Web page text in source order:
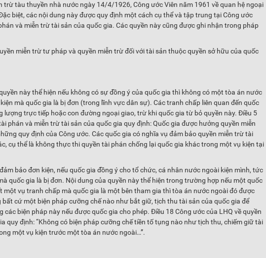
trừ tàu thuyền nhà nước ngày 14/4/1926, Công ước Viên năm 1961 về quan hệ ngoại
biệt, các nội dung này được quy định một cách cụ thể và tập trung tại Công ước
và miễn trừ tài sản của quốc gia. Các quyền này cũng được ghi nhận trong pháp
miễn trừ tư pháp và quyền miễn trừ đối với tài sản thuộc quyền sở hữu của quốc
này thể hiện nếu không có sự đồng ý của quốc gia thì không có một tòa án nước
mà quốc gia là bị đơn (trong lĩnh vực dân sự). Các tranh chấp liên quan đến quốc
trực tiếp hoặc con đường ngoại giao, trừ khi quốc gia từ bỏ quyền này. Điều 5
phán và miễn trừ tài sản của quốc gia quy định: Quốc gia được hưởng quyền miễn
quy định của Công ước. Các quốc gia có nghĩa vụ đảm bảo quyền miễn trừ tài
cụ thể là không thực thi quyền tài phán chống lại quốc gia khác trong một vụ kiện tại
bảo đơn kiện, nếu quốc gia đồng ý cho tổ chức, cá nhân nước ngoài kiện mình, tức
quốc gia là bị đơn. Nội dung của quyền này thể hiện trong trường hợp nếu một quốc
một vụ tranh chấp mà quốc gia là một bên tham gia thì tòa án nước ngoài đó được
cứ một biện pháp cưỡng chế nào như bắt giữ, tịch thu tài sản của quốc gia để
các biện pháp này nếu được quốc gia cho phép. Điều 18 Công ước của LHQ về quyền
quy định: “Không có biện pháp cưỡng chế tiền tố tụng nào như tịch thu, chiếm giữ tài
một vụ kiện trước một tòa án nước ngoài…”.